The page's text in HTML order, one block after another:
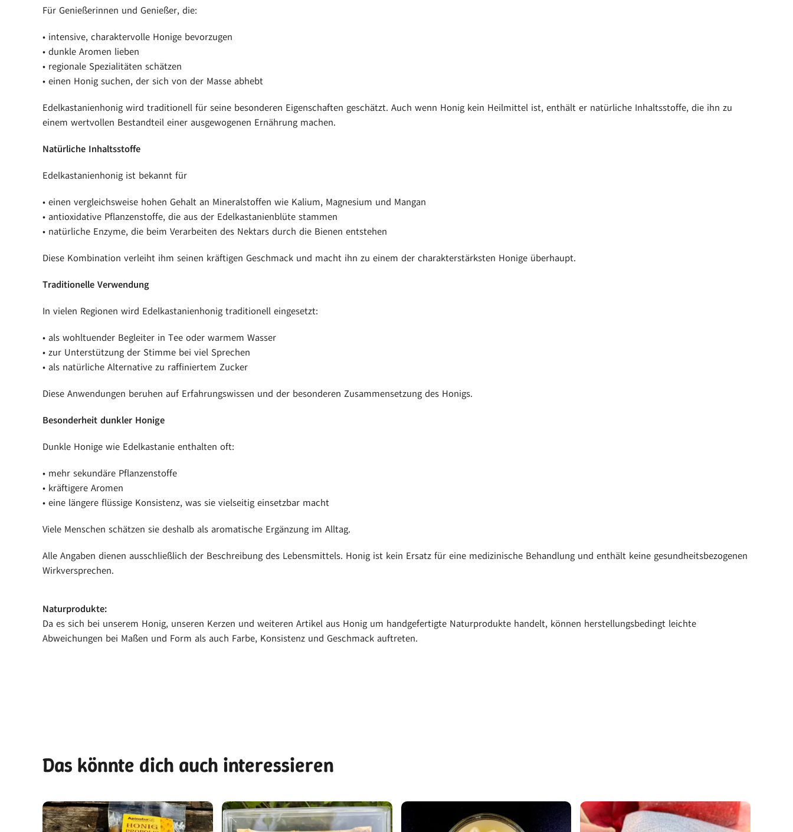
Für Genießerinnen und Genießer, die:
• intensive, charaktervolle Honige bevorzugen
• dunkle Aromen lieben
• regionale Spezialitäten schätzen
• einen Honig suchen, der sich von der Masse abhebt
Edelkastanienhonig wird traditionell für seine besonderen Eigenschaften geschätzt. Auch wenn Honig kein Heilmittel ist, enthält er natürliche Inhaltsstoffe, die ihn zu
einem wertvollen Bestandteil einer ausgewogenen Ernährung machen.
Natürliche Inhaltsstoffe
Edelkastanienhonig ist bekannt für
• einen vergleichsweise hohen Gehalt an Mineralstoffen wie Kalium, Magnesium und Mangan
• antioxidative Pflanzenstoffe, die aus der Edelkastanienblüte stammen
• natürliche Enzyme, die beim Verarbeiten des Nektars durch die Bienen entstehen
Diese Kombination verleiht ihm seinen kräftigen Geschmack und macht ihn zu einem der charakterstärksten Honige überhaupt.
Traditionelle Verwendung
In vielen Regionen wird Edelkastanienhonig traditionell eingesetzt:
• als wohltuender Begleiter in Tee oder warmem Wasser
• zur Unterstützung der Stimme bei viel Sprechen
• als natürliche Alternative zu raffiniertem Zucker
Diese Anwendungen beruhen auf Erfahrungswissen und der besonderen Zusammensetzung des Honigs.
Besonderheit dunkler Honige
Dunkle Honige wie Edelkastanie enthalten oft:
• mehr sekundäre Pflanzenstoffe
• kräftigere Aromen
• eine längere flüssige Konsistenz, was sie vielseitig einsetzbar macht
Viele Menschen schätzen sie deshalb als aromatische Ergänzung im Alltag.
Alle Angaben dienen ausschließlich der Beschreibung des Lebensmittels. Honig ist kein Ersatz für eine medizinische Behandlung und enthält keine gesundheitsbezogenen
Wirkversprechen.
Naturprodukte:
Da es sich bei unserem Honig, unseren Kerzen und weiteren Artikel aus Honig um handgefertigte Naturprodukte handelt, können herstellungsbedingt leichte
Abweichungen bei Maßen und Form als auch Farbe, Konsistenz und Geschmack auftreten.
Das könnte dich auch interessieren